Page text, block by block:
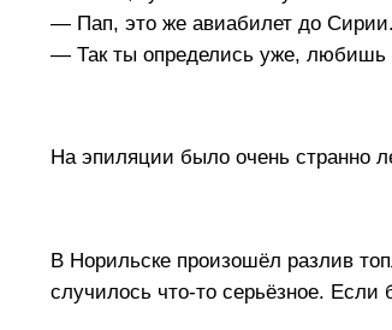
— Пап, это же авиабилет до
— Так ты определись уже, любишь
На эпиляции было очень странно
В Норильске произошёл разлив
случилось что-то серьёзное.